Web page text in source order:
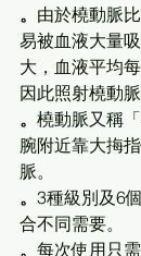
。 由於橈動脈
易被血液大量
大，血液平均
因此照射橈動
。 橈動脈又稱
腕附近靠大挴
脈。
。 3種級別及6
合不同需要。
。 每次使用只